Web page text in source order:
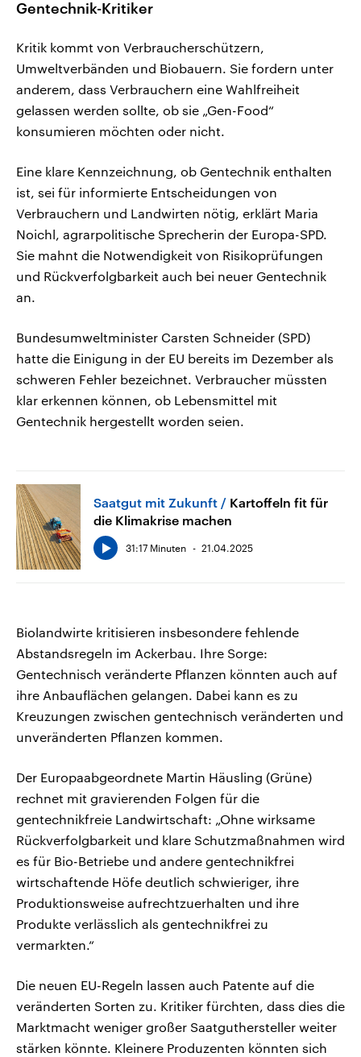
Gentechnik-Kritiker
Kritik kommt von Verbraucherschützern,
Umweltverbänden und Biobauern. Sie fordern unter
anderem, dass Verbrauchern eine Wahlfreiheit
gelassen werden sollte, ob sie „Gen-Food“
konsumieren möchten oder nicht.
Eine klare Kennzeichnung, ob Gentechnik enthalten
ist, sei für informierte Entscheidungen von
Verbrauchern und Landwirten nötig, erklärt Maria
Noichl, agrarpolitische Sprecherin der Europa-SPD.
Sie mahnt die Notwendigkeit von Risikoprüfungen
und Rückverfolgbarkeit auch bei neuer Gentechnik
an.
Bundesumweltminister Carsten Schneider (SPD)
hatte die Einigung in der EU bereits im Dezember als
schweren Fehler bezeichnet. Verbraucher müssten
klar erkennen können, ob Lebensmittel mit
Gentechnik hergestellt worden seien.
Saatgut mit Zukunft
Kartoffeln fit für
die Klimakrise machen
31:17 Minuten 21.04.2025
Biolandwirte kritisieren insbesondere fehlende
Abstandsregeln im Ackerbau. Ihre Sorge:
Gentechnisch veränderte Pflanzen könnten auch auf
ihre Anbauflächen gelangen. Dabei kann es zu
Kreuzungen zwischen gentechnisch veränderten und
unveränderten Pflanzen kommen.
Der Europaabgeordnete Martin Häusling (Grüne)
rechnet mit gravierenden Folgen für die
gentechnikfreie Landwirtschaft: „Ohne wirksame
Rückverfolgbarkeit und klare Schutzmaßnahmen wird
es für Bio-Betriebe und andere gentechnikfrei
wirtschaftende Höfe deutlich schwieriger, ihre
Produktionsweise aufrechtzuerhalten und ihre
Produkte verlässlich als gentechnikfrei zu
vermarkten.“
Die neuen EU-Regeln lassen auch Patente auf die
veränderten Sorten zu. Kritiker fürchten, dass dies die
Marktmacht weniger großer Saatguthersteller weiter
stärken könnte. Kleinere Produzenten könnten sich